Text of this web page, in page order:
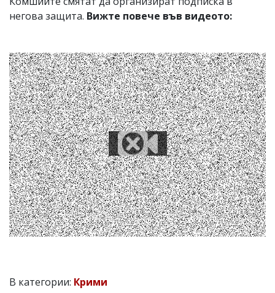
негова защита. Вижте повече във видеото:
В категории: Крими